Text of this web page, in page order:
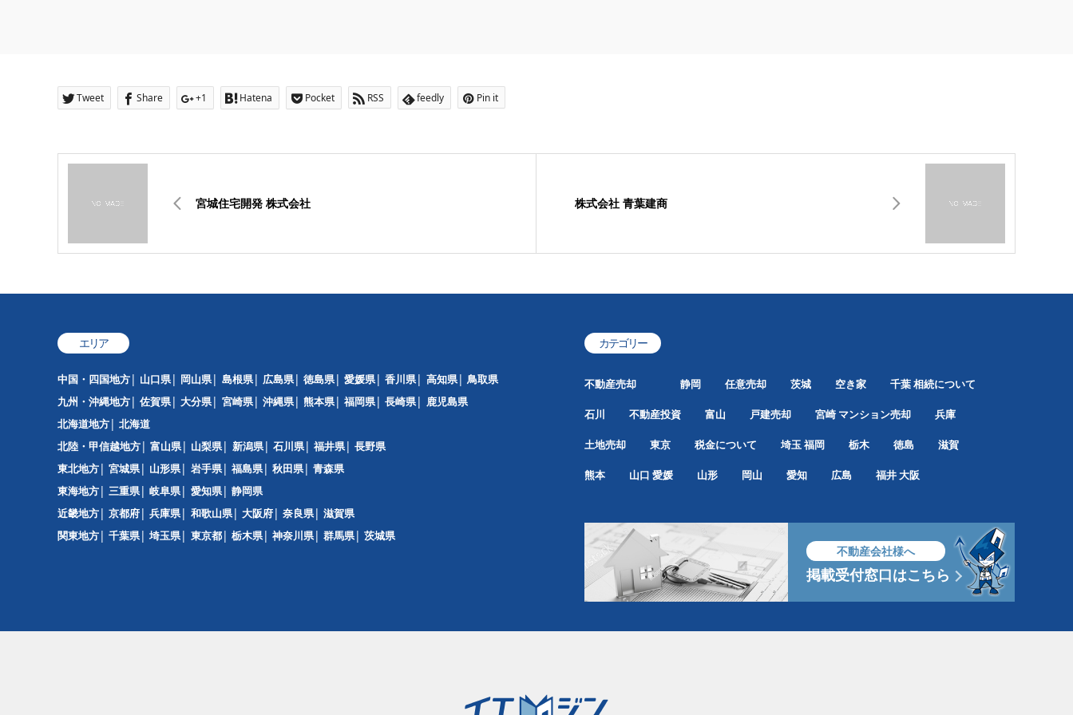
Tweet Share +1 Hatena Pocket RSS feedly Pin it
宮城住宅開発 株式会社 株式会社 青葉建商
エリア
中国・四国地方 山口県 岡山県 島根県 広島県 徳島県 愛媛県 香川県 高知県
鳥取県
九州・沖縄地方
佐賀県 大分県 宮崎県 沖縄県 熊本県 福岡県 長崎県
鹿児島県
北海道地方
北海道
北陸・甲信越地方
富山県 山梨県 新潟県 石川県 福井県
長野県
東北地方
宮城県 山形県 岩手県 福島県 秋田県
青森県
東海地方
三重県 岐阜県 愛知県
静岡県
近畿地方
京都府 兵庫県 和歌山県 大阪府 奈良県
滋賀県
関東地方
千葉県 埼玉県 東京都 栃木県 神奈川県 群馬県 茨城県
カテゴリー
不動産売却 静岡 任意売却 茨城 空き家 千葉相続について
石川 不動産投資 富山 戸建売却 宮崎 マンション売却 兵庫
土地売却 東京 税金について 埼玉福岡 栃木 徳島 滋賀
熊本 山口 愛媛 山形 岡山 愛知 広島 福井大阪
不動産会社様へ
掲載受付窓口はこちら